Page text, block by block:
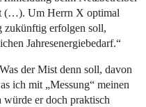
(…). Um Herrn X optimal
zukünftig erfolgen soll,
Jahresenergiebedarf.“
der Mist denn soll, davon
ich mit „Messung“ meinen
er doch praktisch